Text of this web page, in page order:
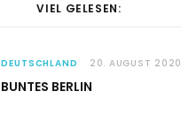
VIEL GELESEN:
DEUTSCHLAND 20. AUGUST 2020
BUNTES BERLIN